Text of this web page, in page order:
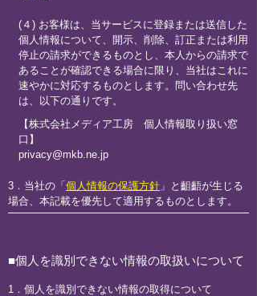
(４) お客様は、当サービスに登録または送信した
個人情報について、開示、削除、訂正または利用
停止の請求ができるものとし、本人からの請求で
あることが確認できる場合に限り、当社はこれに
速やかに対応するものとします。問い合わせ先
は、以下の通りです。
【株式会社メディア工房 個人情報取り扱い窓
口】
privacy@mkb.ne.jp
3．当社の「 個人情報の保護方針 」と齟齬が生じる
場合、本記載を優先して適用するものとします。
■個人を識別できない情報の取扱いについて
1．個人を識別できない情報の取得について